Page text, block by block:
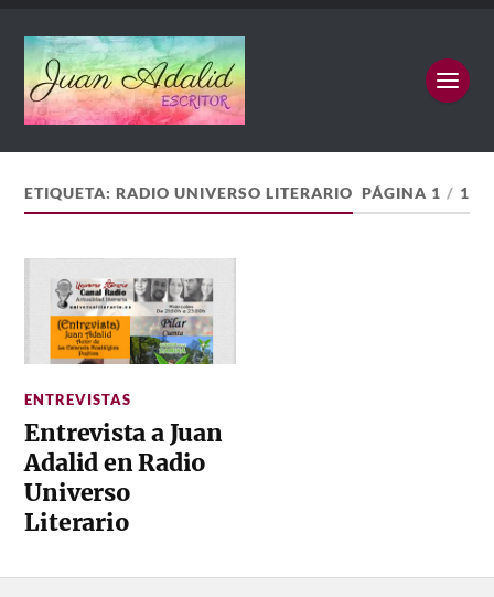
ETIQUETA:RADIO UNIVERSO LITERARIO PÁGINA 1 / 1
ENTREVISTAS
Entrevista a Juan
Adalid en Radio
Universo
Literario